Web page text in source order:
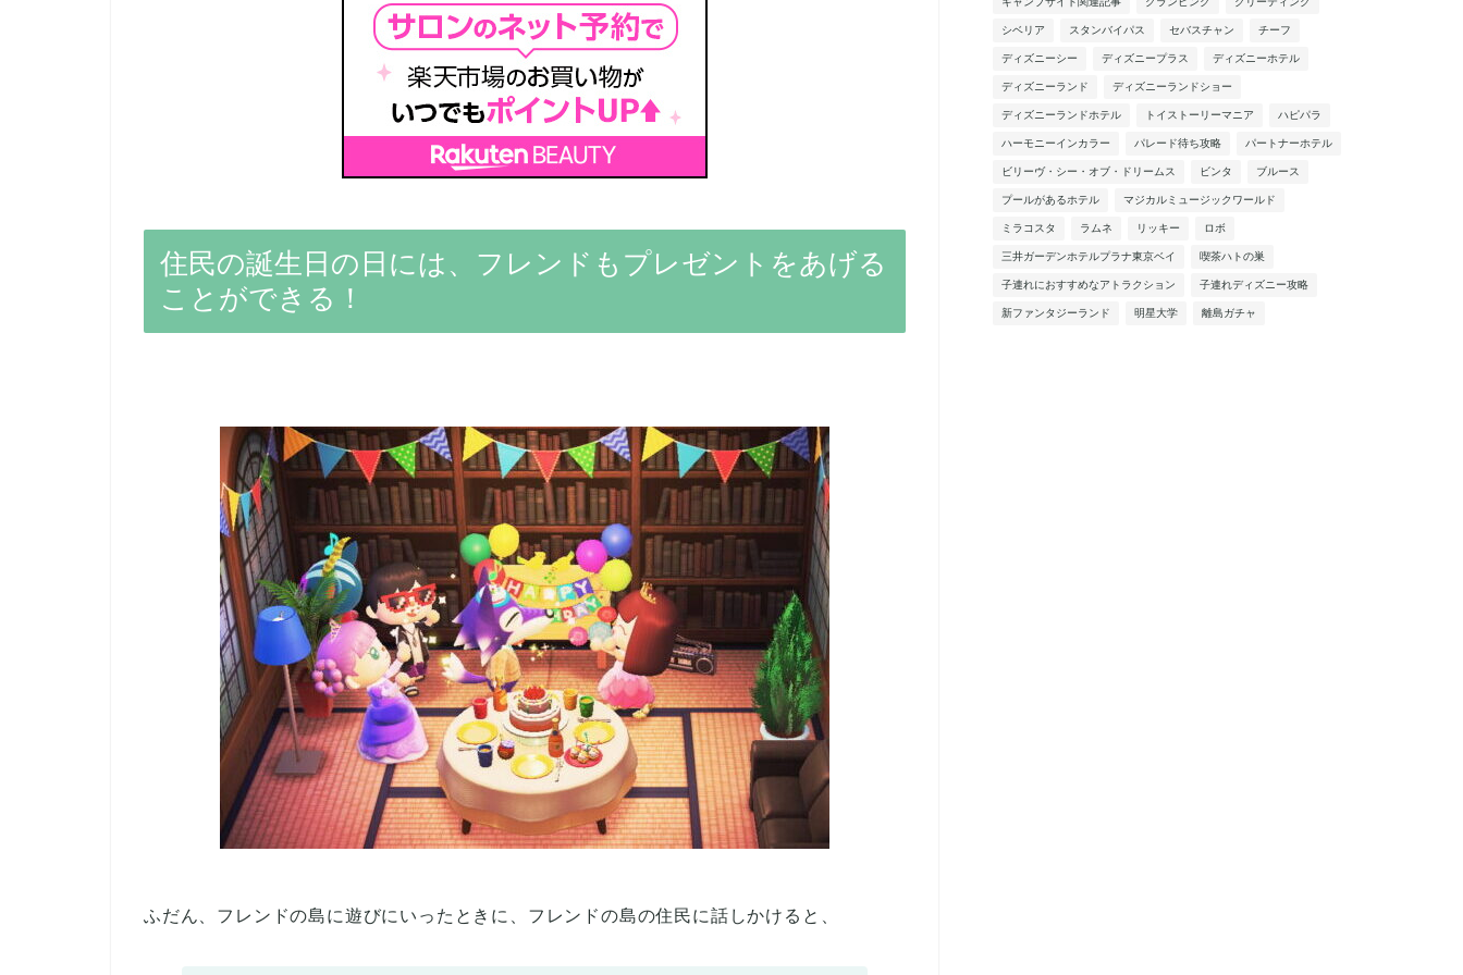
住民の誕生日の日には、フレンドもプレゼントをあげる
ことができる！
ふだん、フレンドの島に遊びにいったときに、フレンドの島の住民に話しかけると、
シベリア スタンバイパス セバスチャン チーフ
ディズニーシー ディズニープラス ディズニーホテル
ディズニーランド ディズニーランドショー
ディズニーランドホテル トイストーリーマニア ハピパラ
ハーモニーインカラー パレード待ち攻略 パートナーホテル
ビリーヴ・シー・オブ・ドリームス ビンタ ブルース
プールがあるホテル マジカルミュージックワールド
ミラコスタ ラムネ リッキー ロボ
三井ガーデンホテルプラナ東京ベイ 喫茶ハトの巣
子連れにおすすめなアトラクション 子連れディズニー攻略
新ファンタジーランド 明星大学 離島ガチャ